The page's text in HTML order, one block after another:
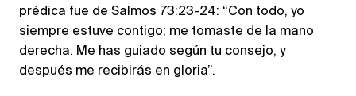
prédica fue de Salmos 73:23-24: “Con todo, yo
siempre estuve contigo; me tomaste de la mano
derecha. Me has guiado según tu consejo, y
después me recibirás en gloria”.